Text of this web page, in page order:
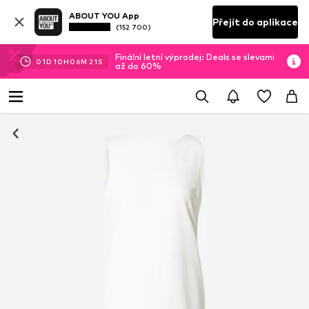
ABOUT YOU App
(152 700) Přejít do aplikace
01D 10H 06M 20S
Finální letní výprodej: Deals se slevami
až do 60%